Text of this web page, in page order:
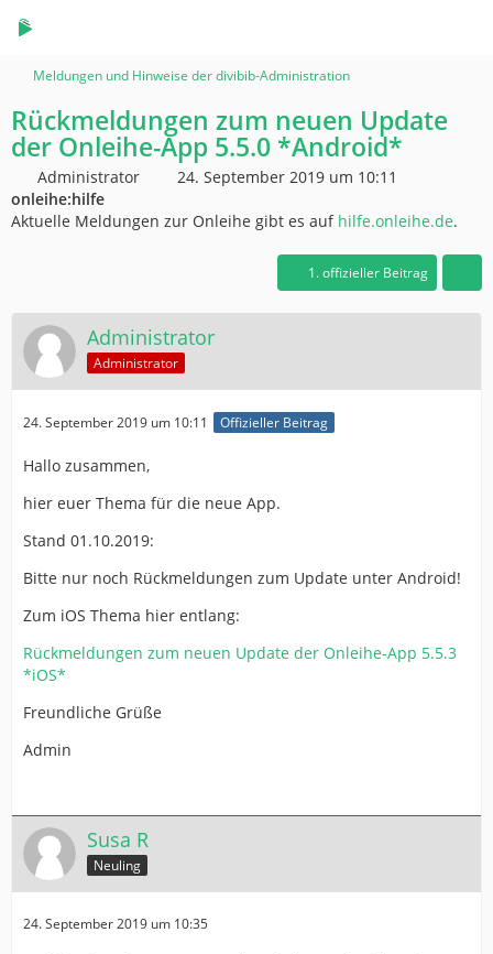
Meldungen und Hinweise der divibib-Administration
Rückmeldungen zum neuen Update
der Onleihe-App 5.5.0 *Android*
Administrator
24. September 2019 um 10:11
onleihe:hilfe
Aktuelle Meldungen zur Onleihe gibt es auf hilfe.onleihe.de.
1. offizieller Beitrag
Administrator
Administrator
24. September 2019 um 10:11 Offizieller Beitrag
Hallo zusammen,
hier euer Thema für die neue App.
Stand 01.10.2019:
Bitte nur noch Rückmeldungen zum Update unter Android!
Zum iOS Thema hier entlang:
Rückmeldungen zum neuen Update der Onleihe-App 5.5.3
*iOS*
Freundliche Grüße
Admin
Susa R
Neuling
24. September 2019 um 10:35